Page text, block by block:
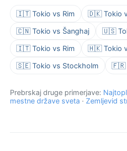
🇮🇹 Tokio vs Rim 🇩🇰 Tokio
🇨🇳 Tokio vs Šanghaj 🇺🇸
🇮🇹 Tokio vs Rim 🇭🇰 Tokio
🇸🇪 Tokio vs Stockholm 🇫🇷
Prebrskaj druge primerjave:
mestne države sveta · Zemljevid